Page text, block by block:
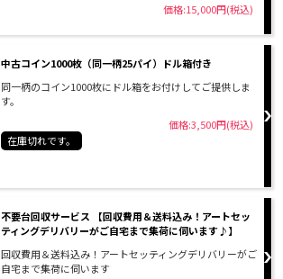
価格:15,000円(税込)
中古コイン1000枚（同一柄25パイ）ドル箱付き
同一柄のコイン1000枚にドル箱をお付けしてご提供しま
す。
価格:3,500円(税込)
在庫切れです。
不要台回収サービス 【回収費用＆送料込み！アートセッ
ティングデリバリーがご自宅まで集荷に伺います♪】
回収費用＆送料込み！アートセッティングデリバリーがご
自宅まで集荷に伺います